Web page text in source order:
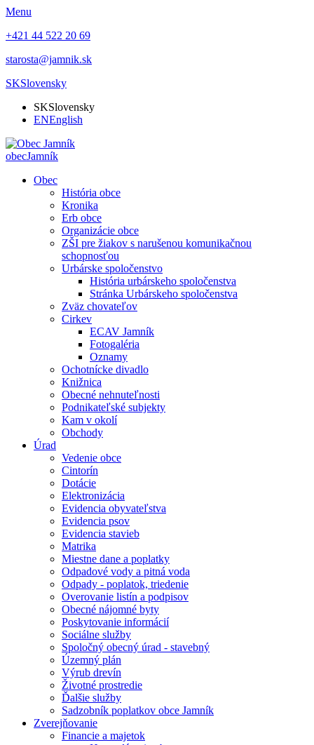
Menu
+421 44 522 20 69
starosta@jamnik.sk
SKSlovensky
SKSlovensky
ENEnglish
obecJamník
Obec
História obce
Kronika
Erb obce
Organizácie obce
ZŠI pre žiakov s narušenou komunikačnou
schopnosťou
Urbárske spoločenstvo
História urbárskeho spoločenstva
Stránka Urbárskeho spoločenstva
Zväz chovateľov
Cirkev
ECAV Jamník
Fotogaléria
Oznamy
Ochotnícke divadlo
Knižnica
Obecné nehnuteľnosti
Podnikateľské subjekty
Kam v okolí
Obchody
Úrad
Vedenie obce
Cintorín
Dotácie
Elektronizácia
Evidencia obyvateľstva
Evidencia psov
Evidencia stavieb
Matrika
Miestne dane a poplatky
Odpadové vody a pitná voda
Odpady - poplatok, triedenie
Overovanie listín a podpisov
Obecné nájomné byty
Poskytovanie informácií
Sociálne služby
Spoločný obecný úrad - stavebný
Územný plán
Výrub drevín
Životné prostredie
Ďalšie služby
Sadzobník poplatkov obce Jamník
Zverejňovanie
Financie a majetok